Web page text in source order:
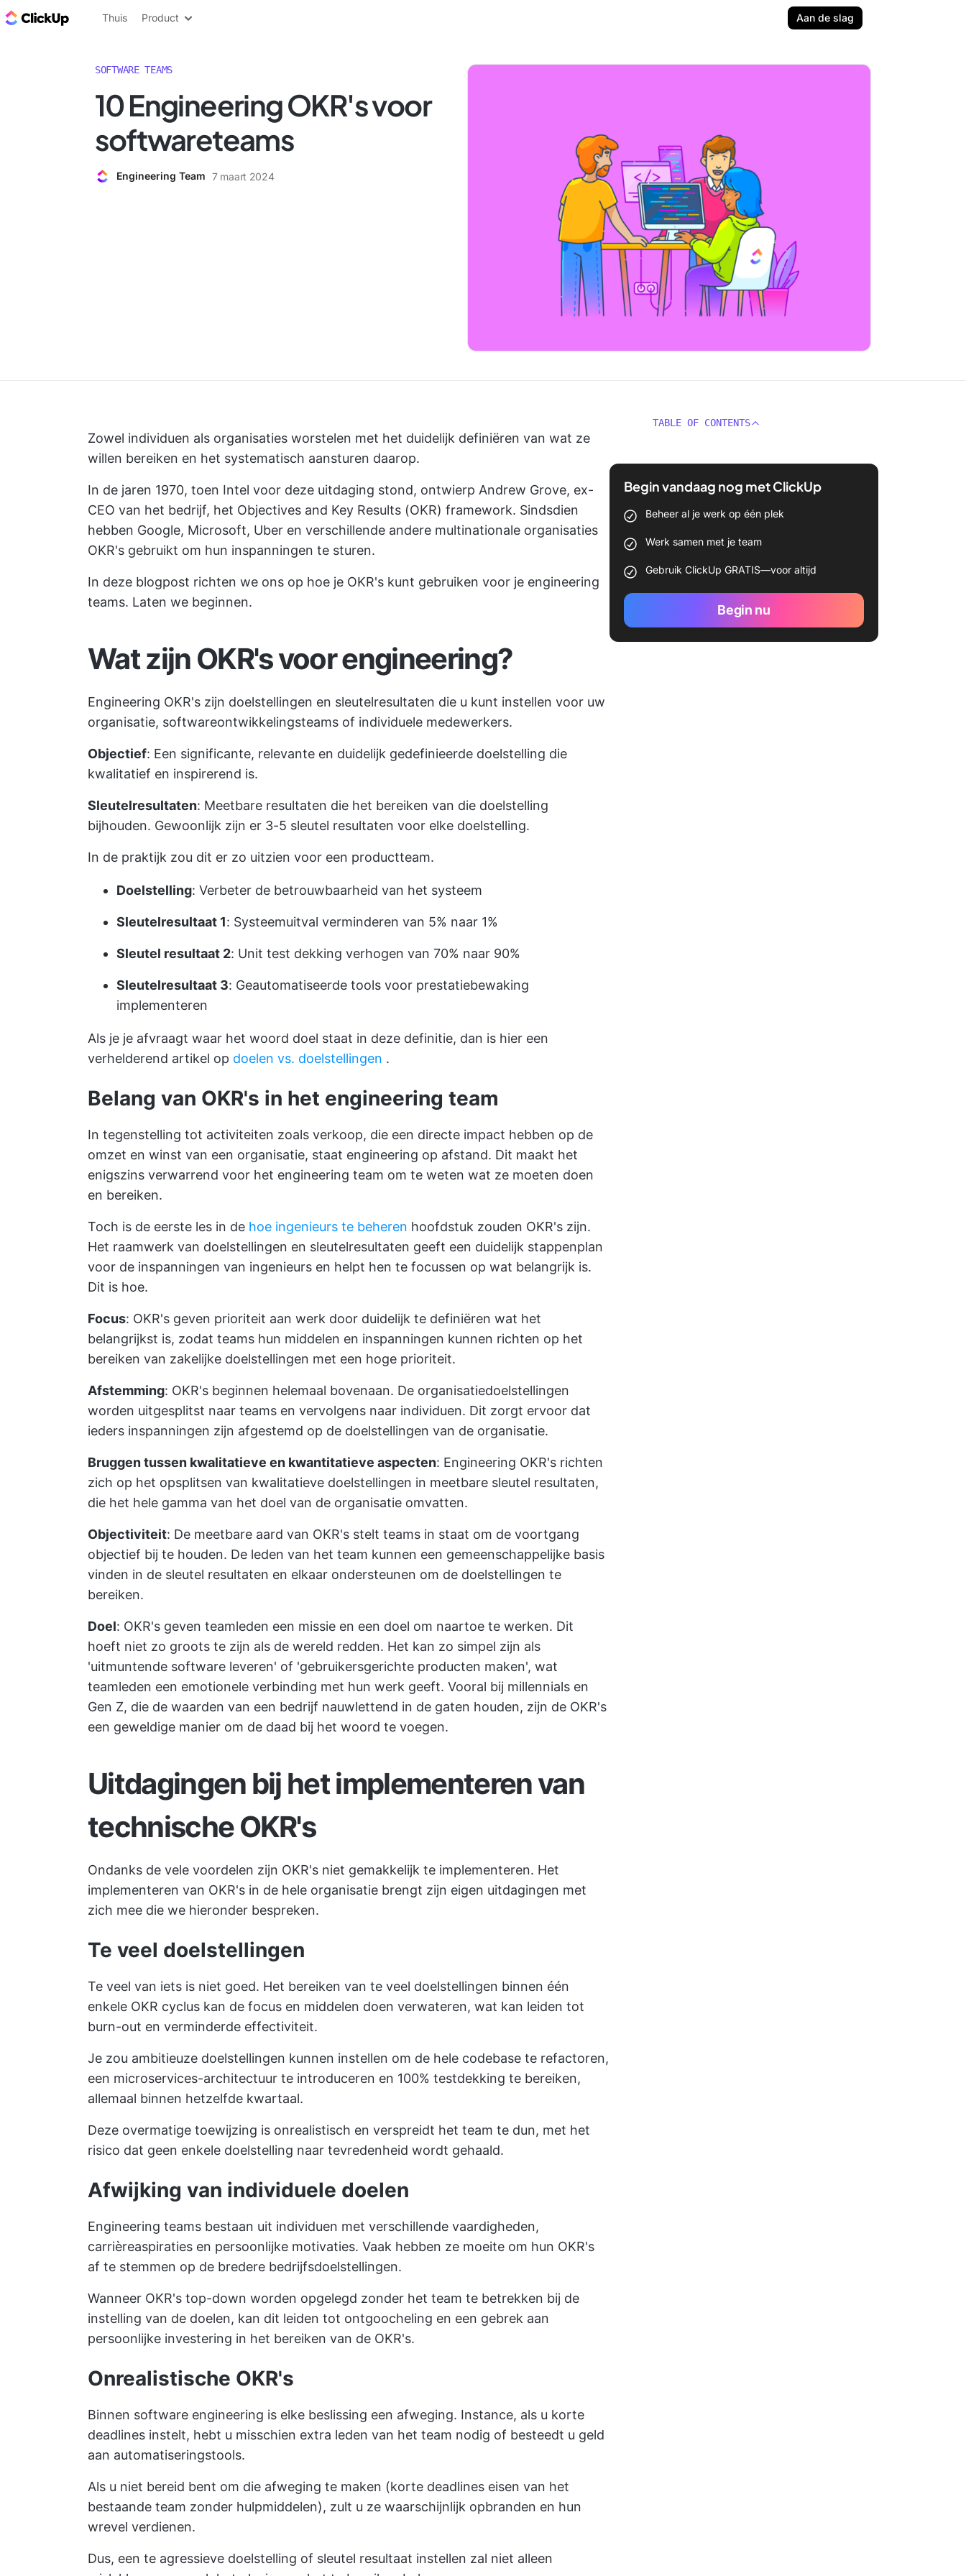
ClickUp Blog
Thuis Product Aan de slag
SOFTWARE TEAMS
10 Engineering OKR's voor
softwareteams
Engineering Team 7 maart 2024
Zowel individuen als organisaties worstelen met het duidelijk definiëren van wat ze
willen bereiken en het systematisch aansturen daarop.
In de jaren 1970, toen Intel voor deze uitdaging stond, ontwierp Andrew Grove, ex-
CEO van het bedrijf, het Objectives and Key Results (OKR) framework. Sindsdien
hebben Google, Microsoft, Uber en verschillende andere multinationale organisaties
OKR's gebruikt om hun inspanningen te sturen.
In deze blogpost richten we ons op hoe je OKR's kunt gebruiken voor je engineering
teams. Laten we beginnen.
Wat zijn OKR's voor engineering?
Engineering OKR's zijn doelstellingen en sleutelresultaten die u kunt instellen voor uw
organisatie, softwareontwikkelingsteams of individuele medewerkers.
Objectief: Een significante, relevante en duidelijk gedefinieerde doelstelling die
kwalitatief en inspirerend is.
Sleutelresultaten: Meetbare resultaten die het bereiken van die doelstelling
bijhouden. Gewoonlijk zijn er 3-5 sleutel resultaten voor elke doelstelling.
In de praktijk zou dit er zo uitzien voor een productteam.
Doelstelling: Verbeter de betrouwbaarheid van het systeem
Sleutelresultaat 1: Systeemuitval verminderen van 5% naar 1%
Sleutel resultaat 2: Unit test dekking verhogen van 70% naar 90%
Sleutelresultaat 3: Geautomatiseerde tools voor prestatiebewaking
implementeren
Als je je afvraagt waar het woord doel staat in deze definitie, dan is hier een
verhelderend artikel op doelen vs. doelstellingen .
Belang van OKR's in het engineering team
In tegenstelling tot activiteiten zoals verkoop, die een directe impact hebben op de
omzet en winst van een organisatie, staat engineering op afstand. Dit maakt het
enigszins verwarrend voor het engineering team om te weten wat ze moeten doen
en bereiken.
Toch is de eerste les in de hoe ingenieurs te beheren hoofdstuk zouden OKR's zijn.
Het raamwerk van doelstellingen en sleutelresultaten geeft een duidelijk stappenplan
voor de inspanningen van ingenieurs en helpt hen te focussen op wat belangrijk is.
Dit is hoe.
Focus: OKR's geven prioriteit aan werk door duidelijk te definiëren wat het
belangrijkst is, zodat teams hun middelen en inspanningen kunnen richten op het
bereiken van zakelijke doelstellingen met een hoge prioriteit.
Afstemming: OKR's beginnen helemaal bovenaan. De organisatiedoelstellingen
worden uitgesplitst naar teams en vervolgens naar individuen. Dit zorgt ervoor dat
ieders inspanningen zijn afgestemd op de doelstellingen van de organisatie.
Bruggen tussen kwalitatieve en kwantitatieve aspecten: Engineering OKR's richten
zich op het opsplitsen van kwalitatieve doelstellingen in meetbare sleutel resultaten,
die het hele gamma van het doel van de organisatie omvatten.
Objectiviteit: De meetbare aard van OKR's stelt teams in staat om de voortgang
objectief bij te houden. De leden van het team kunnen een gemeenschappelijke basis
vinden in de sleutel resultaten en elkaar ondersteunen om de doelstellingen te
bereiken.
Doel: OKR's geven teamleden een missie en een doel om naartoe te werken. Dit
hoeft niet zo groots te zijn als de wereld redden. Het kan zo simpel zijn als
'uitmuntende software leveren' of 'gebruikersgerichte producten maken', wat
teamleden een emotionele verbinding met hun werk geeft. Vooral bij millennials en
Gen Z, die de waarden van een bedrijf nauwlettend in de gaten houden, zijn de OKR's
een geweldige manier om de daad bij het woord te voegen.
Uitdagingen bij het implementeren van
technische OKR's
Ondanks de vele voordelen zijn OKR's niet gemakkelijk te implementeren. Het
implementeren van OKR's in de hele organisatie brengt zijn eigen uitdagingen met
zich mee die we hieronder bespreken.
Te veel doelstellingen
Te veel van iets is niet goed. Het bereiken van te veel doelstellingen binnen één
enkele OKR cyclus kan de focus en middelen doen verwateren, wat kan leiden tot
burn-out en verminderde effectiviteit.
Je zou ambitieuze doelstellingen kunnen instellen om de hele codebase te refactoren,
een microservices-architectuur te introduceren en 100% testdekking te bereiken,
allemaal binnen hetzelfde kwartaal.
Deze overmatige toewijzing is onrealistisch en verspreidt het team te dun, met het
risico dat geen enkele doelstelling naar tevredenheid wordt gehaald.
Afwijking van individuele doelen
Engineering teams bestaan uit individuen met verschillende vaardigheden,
carrièreaspiraties en persoonlijke motivaties. Vaak hebben ze moeite om hun OKR's
af te stemmen op de bredere bedrijfsdoelstellingen.
Wanneer OKR's top-down worden opgelegd zonder het team te betrekken bij de
instelling van de doelen, kan dit leiden tot ontgoocheling en een gebrek aan
persoonlijke investering in het bereiken van de OKR's.
Onrealistische OKR's
Binnen software engineering is elke beslissing een afweging. Instance, als u korte
deadlines instelt, hebt u misschien extra leden van het team nodig of besteedt u geld
aan automatiseringstools.
Als u niet bereid bent om die afweging te maken (korte deadlines eisen van het
bestaande team zonder hulpmiddelen), zult u ze waarschijnlijk opbranden en hun
wrevel verdienen.
Dus, een te agressieve doelstelling of sleutel resultaat instellen zal niet alleen
TABLE OF CONTENTS
Begin vandaag nog met ClickUp
Beheer al je werk op één plek
Werk samen met je team
Gebruik ClickUp GRATIS—voor altijd
Begin nu